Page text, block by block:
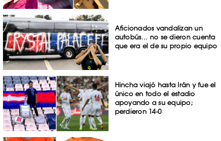
Aficionados vandalizan un
autobús… no se dieron cuenta
que era el de su propio equipo
Hincha viajó hasta Irán y fue el
único en todo el estadio
apoyando a su equipo;
perdieron 14-0